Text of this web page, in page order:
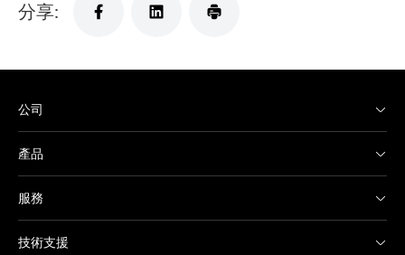
分享:
公司
產品
服務
技術支援